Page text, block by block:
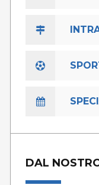
DAL